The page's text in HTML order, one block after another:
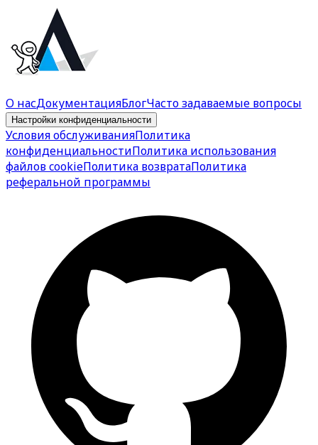
О насДокументацияБлогЧасто задаваемые вопросы
Настройки конфиденциальности
Условия обслуживанияПолитика
конфиденциальностиПолитика использования
файлов cookieПолитика возвратаПолитика
реферальной программы